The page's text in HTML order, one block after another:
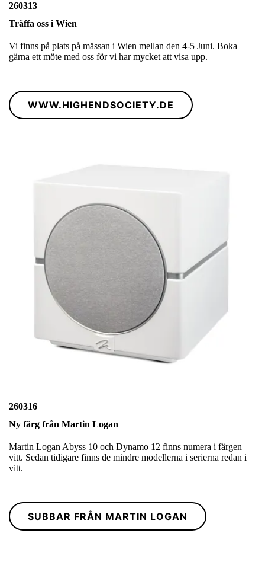
260313
Träffa oss i Wien
Vi finns på plats på mässan i Wien mellan den 4-5 Juni. Boka
gärna ett möte med oss för vi har mycket att visa upp.
WWW.HIGHENDSOCIETY.DE
260316
Ny färg från Martin Logan
Martin Logan Abyss 10 och Dynamo 12 finns numera i färgen
vitt. Sedan tidigare finns de mindre modellerna i serierna redan i
vitt.
SUBBAR FRÅN MARTIN LOGAN